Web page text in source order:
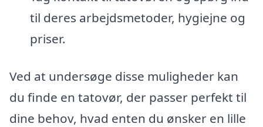
til deres arbejdsmetoder, hygiejne og
priser.
Ved at undersøge disse muligheder kan
du finde en tatovør, der passer perfekt til
dine behov, hvad enten du ønsker en lille